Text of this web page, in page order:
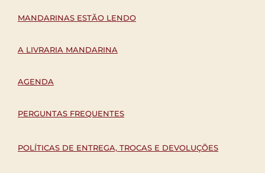
MANDARINAS ESTÃO LENDO
A LIVRARIA MANDARINA
AGENDA
PERGUNTAS FREQUENTES
POLÍTICAS DE ENTREGA, TROCAS E DEVOLUÇÕES